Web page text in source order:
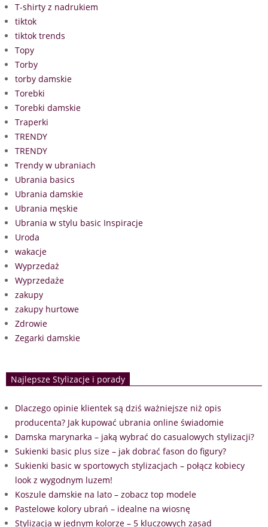
T-shirty z nadrukiem
tiktok
tiktok trends
Topy
Torby
torby damskie
Torebki
Torebki damskie
Traperki
TRENDY
TRENDY
Trendy w ubraniach
Ubrania basics
Ubrania damskie
Ubrania męskie
Ubrania w stylu basic Inspiracje
Uroda
wakacje
Wyprzedaż
Wyprzedaże
zakupy
zakupy hurtowe
Zdrowie
Zegarki damskie
Najlepsze Stylizacje i porady
Dlaczego opinie klientek są dziś ważniejsze niż opis
producenta? Jak kupować ubrania online świadomie
Damska marynarka – jaką wybrać do casualowych stylizacji?
Sukienki basic plus size – jak dobrać fason do figury?
Sukienki basic w sportowych stylizacjach – połącz kobiecy
look z wygodnym luzem!
Koszule damskie na lato – zobacz top modele
Pastelowe kolory ubrań – idealne na wiosnę
Stylizacja w jednym kolorze – 5 kluczowych zasad